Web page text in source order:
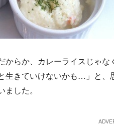
らか、カレーライスじゃ
生きていけないかも…」と
した。